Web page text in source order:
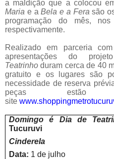
a maldição que a colocou
Maria e aBela e a Fera são
programação do mês,
respectivamente.
Realizado em parceria
apresentações do
Teatrinho duram cerca de 40
gratuito e os lugares são
necessidade de reserva
peças estão
site
Domingo é Dia de
Tucuruvi
Cinderela
Data: 1 de julho